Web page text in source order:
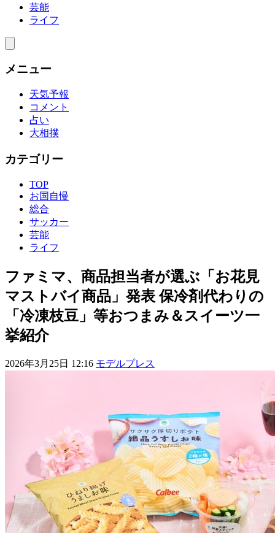
芸能
ライフ
メニュー
天気予報
コメント
占い
大相撲
カテゴリー
TOP
お国自慢
総合
サッカー
芸能
ライフ
ファミマ、商品担当者が選ぶ「お花見
マストバイ商品」発表 保冷剤代わりの
「冷凍枝豆」等おつまみ＆スイーツ一
挙紹介
2026年3月25日 12:16 モデルプレス